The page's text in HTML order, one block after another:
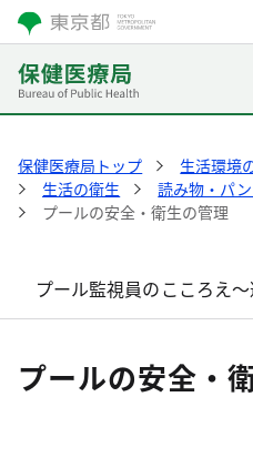
保健医療局トップ
生活環境
生活の衛生
読み物・パ
プールの安全・衛生の管理
プール監視員のこころえ
プールの安全・